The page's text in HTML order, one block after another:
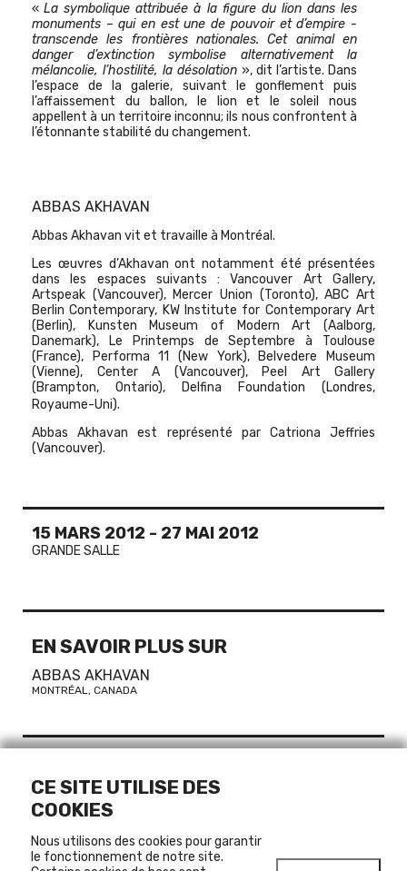
«La symbolique attribuée à la figure du lion dans les
monuments – qui en est une de pouvoir et d’empire -
transcende les frontières nationales. Cet animal en
danger d’extinction symbolise alternativement la
mélancolie, l’hostilité, la désolation », dit l’artiste. Dans
l’espace de la galerie, suivant le gonflement puis
l’affaissement du ballon, le lion et le soleil nous
appellent à un territoire inconnu; ils nous confrontent à
l’étonnante stabilité du changement.
ABBAS AKHAVAN
Abbas Akhavan vit et travaille à Montréal.
Les œuvres d’Akhavan ont notamment été présentées
dans les espaces suivants : Vancouver Art Gallery,
Artspeak (Vancouver), Mercer Union (Toronto), ABC Art
Berlin Contemporary, KW Institute for Contemporary Art
(Berlin), Kunsten Museum of Modern Art (Aalborg,
Danemark), Le Printemps de Septembre à Toulouse
(France), Performa 11 (New York), Belvedere Museum
(Vienne), Center A (Vancouver), Peel Art Gallery
(Brampton, Ontario), Delfina Foundation (Londres,
Royaume-Uni).
Abbas Akhavan est représenté par Catriona Jeffries
(Vancouver).
15 MARS 2012 - 27 MAI 2012
GRANDE SALLE
EN SAVOIR PLUS SUR
ABBAS AKHAVAN
MONTRÉAL, CANADA
Andria Hickey
CE SITE UTILISE DES
COOKIES
Nous utilisons des cookies pour garantir
le fonctionnement de notre site.